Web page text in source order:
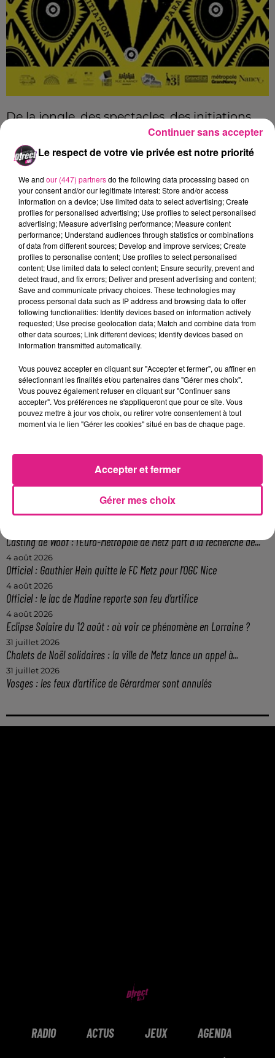
De la jongle, des spectacles, des initiations…
C’est ce que vous pourrez retrouver au
festival Bibasseà la MJC 3 Maisons de Nancy
! Que vous soyez
simplementcurieuxd’apprendre, vous serez
les bienvenus. Il y aura également des
masterclasses, des concerts, des jeux et du
jonglage sous toutes ses formes.
Les spectacles sont entre5 € et 10 €. Le pass
complet (5 à 10 ans) est à15 €et40 €pour
les adultes.
L’événement se déroule à laMJC Trois
Maisons de Nancy, en Meurthe-et-Moselle.
Funky : programmateur et co-organisateur de
l'événement "Bibasse" :
Lorraine : une journée pas comme les autres au Parc animalier de...
Metz : une distribution de lunette gratuite pour voir l’éclipse
Casting de Woof : l'Euro-Métropole de Metz part à la recherche de...
4 août 2026
Officiel : Gauthier Hein quitte le FC Metz pour l'OGC Nice
4 août 2026
Officiel : le lac de Madine reporte son feu d’artifice
4 août 2026
Eclipse Solaire du 12 août : où voir ce phénomène en Lorraine ?
31 juillet 2026
Chalets de Noël solidaires : la ville de Metz lance un appel à...
31 juillet 2026
Vosges : les feux d’artifice de Gérardmer sont annulés
RADIO ACTUS JEUX AGENDA
Le respect de votre vie privée est notre priorité
We and our (447) partnersdo the following data processing based on
your consent and/or our legitimate interest: Store and/or access
information on a device; Use limited data to select advertising; Create
profiles for personalised advertising; Use profiles to select personalised
advertising; Measure advertising performance; Measure content
performance; Understand audiences through statistics or combinations
of data from different sources; Develop and improve services; Create
profiles to personalise content; Use profiles to select personalised
content; Use limited data to select content; Ensure security, prevent and
detect fraud, and fix errors; Deliver and present advertising and content;
Save and communicate privacy choices. These technologies may
process personal data such as IP address and browsing data to offer
following functionalities: Identify devices based on information actively
requested; Use precise geolocation data; Match and combine data from
other data sources; Link different devices; Identify devices based on
information transmitted automatically.
Vous pouvez accepter en cliquant sur "Accepter et fermer", ou affiner en
sélectionnant les finalités et/ou partenaires dans "Gérer mes choix".
Vous pouvez également refuser en cliquant sur "Continuer sans
accepter". Vos préférences ne s'appliqueront que pour ce site. Vous
pouvez mettre à jour vos choix, ou retirer votre consentement à tout
moment via le lien "Gérer les cookies" situé en bas de chaque page.
Gérer mes choix
Accepter et fermer
Continuer sans accepter